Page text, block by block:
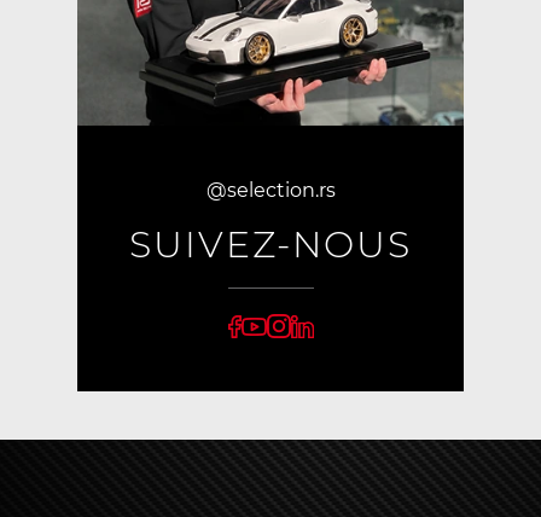
@selection.rs
SUIVEZ-NOUS